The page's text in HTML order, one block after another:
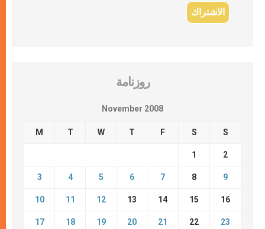
روزنامة
November 2008
M T W T F S S
1 2
3 4 5 6 7 8 9
10 11 12 13 14 15 16
17 18 19 20 21 22 23